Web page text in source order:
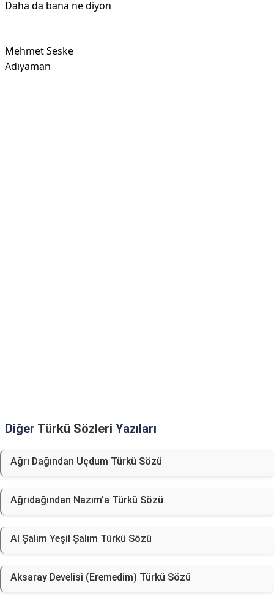
Daha da bana ne diyon
Mehmet Seske
Adıyaman
Diğer Türkü Sözleri Yazıları
Ağrı Dağından Uçdum Türkü Sözü
Ağrıdağından Nazım'a Türkü Sözü
Al Şalım Yeşil Şalım Türkü Sözü
Aksaray Develisi (Eremedim) Türkü Sözü